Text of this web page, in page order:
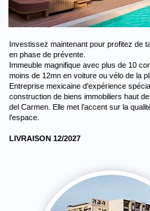
Investissez maintenant pour profitez de
en phase de prévente.
Immeuble magnifique avec plus de 10
moins de 12mn en voiture ou vélo de la
Entreprise mexicaine d'expérience
construction de biens immobiliers haut
del Carmen. Elle met l’accent sur la
l’espace.
LIVRAISON 12/2027